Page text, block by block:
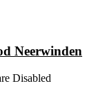
Neerwinden
Disabled